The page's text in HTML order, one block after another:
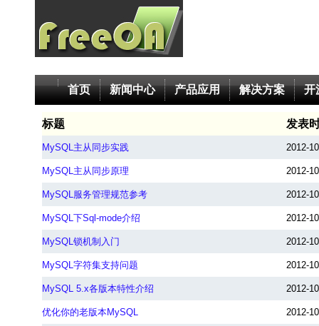
首页 新闻中心 产品应用 解决方案 开
标题 发表
MySQL主从同步实践 2012-
MySQL主从同步原理 2012-
MySQL服务管理规范参考 2012-
MySQL下Sql-mode介绍 2012-
MySQL锁机制入门 2012-
MySQL字符集支持问题 2012-
MySQL 5.x各版本特性介绍 2012-
优化你的老版本MySQL 2012-